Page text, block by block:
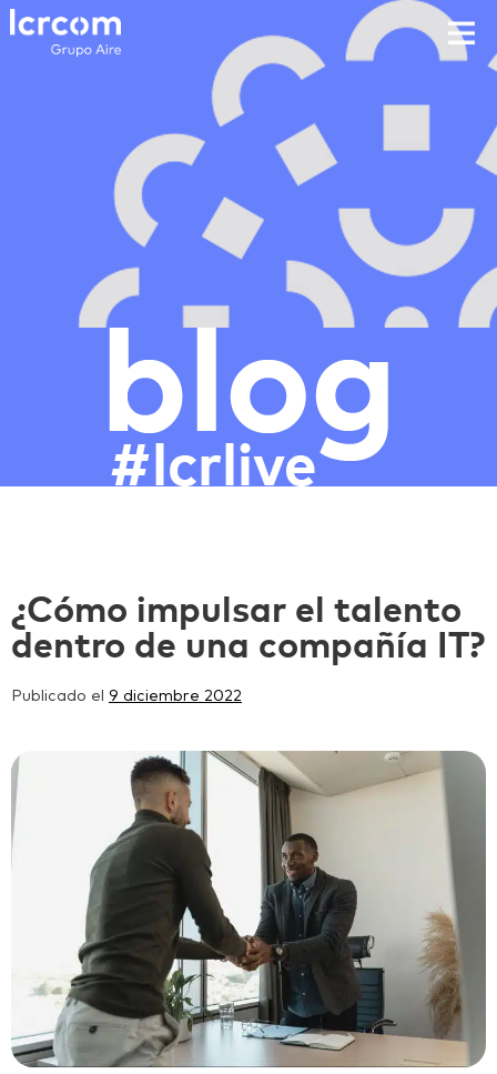
¿Cómo impulsar el talento
dentro de una compañía IT?
Publicado el 9 diciembre 2022